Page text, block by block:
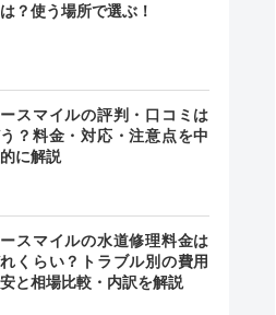
？使う場所で選ぶ！
スマイルの評判・口コミは
？料金・対応・注意点を中
に解説
スマイルの水道修理料金は
くらい？トラブル別の費用
安と相場比較・内訳を解説